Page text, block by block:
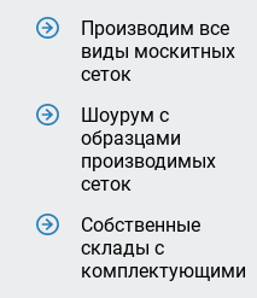
Производим все
виды москитных
сеток
Шоурум с
образцами
производимых
сеток
Собственные
склады с
комплектующими